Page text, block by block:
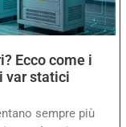
Ecco come i
var statici
sempre più